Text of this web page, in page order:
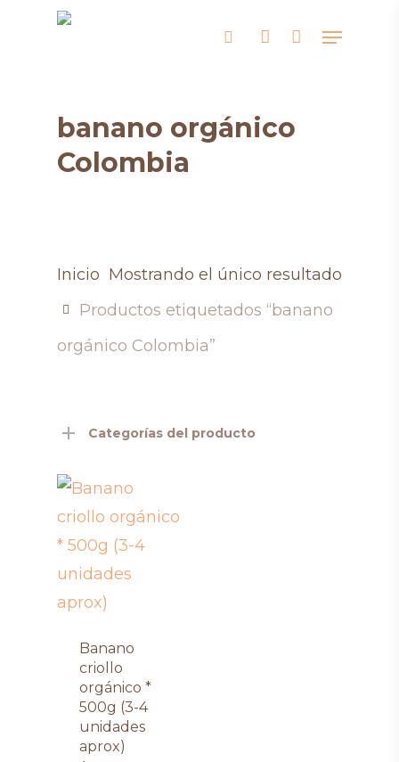
searchaccount
Menu
banano orgánico
Colombia
Mostrando el único resultado
Inicio
Productos etiquetados “banano
orgánico Colombia”
Categorías del producto
Banano
criollo
orgánico *
500g (3-4
unidades
aprox)